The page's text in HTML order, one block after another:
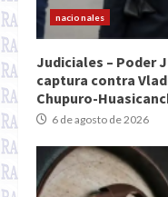
nacionales
Judiciales – Poder
captura contra
Chupuro-
6 de agosto de 2026